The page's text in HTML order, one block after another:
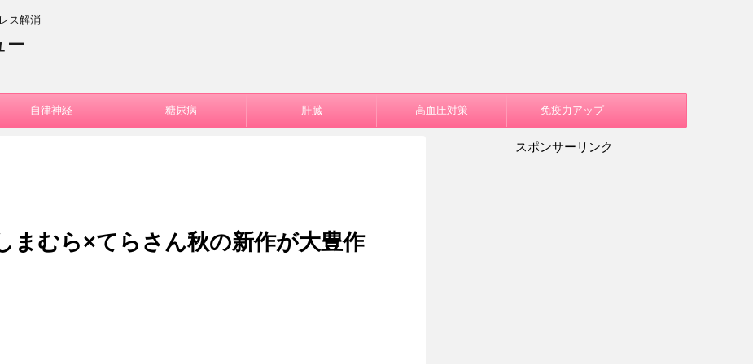
ス解消
ー
自律神経 糖尿病 肝臓 高血圧対策 免疫力アップ
まむら×てらさん秋の新作が大豊作
スポンサーリンク